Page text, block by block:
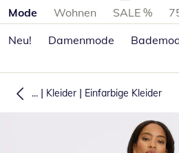
Produktkategorien überspringen
Mode Wohnen SALE %
Neu!
Damenmode
... | Kleider | Einfarbige Kleider